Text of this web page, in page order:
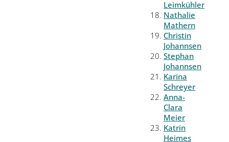
Leimkühler
Nathalie
Mathern
Christin
Johannsen
Stephan
Johannsen
Karina
Schreyer
Anna-
Clara
Meier
Katrin
Heimes